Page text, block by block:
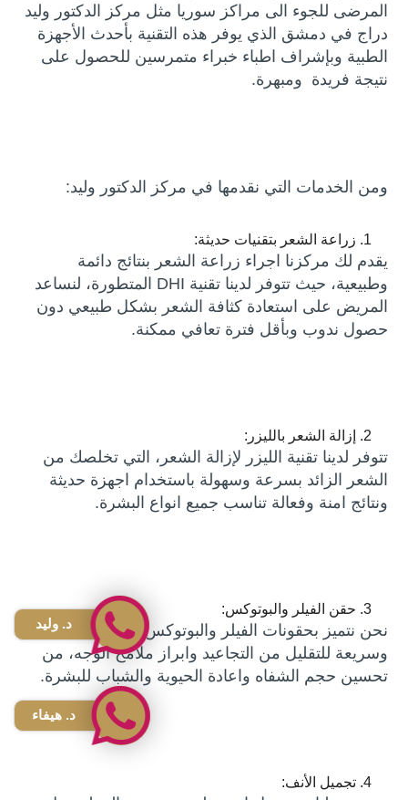
المرضى للجوء الى مراكز سوريا مثل مركز الدكتور وليد
دراج في دمشق الذي يوفر هذه التقنية بأحدث الأجهزة
الطبية وبإشراف اطباء خبراء متمرسين للحصول على
نتيجة فريدة ومبهرة.
ومن الخدمات التي نقدمها في مركز الدكتور وليد:
زراعة الشعر بتقنيات حديثة:
يقدم لك مركزنا اجراء زراعة الشعر بنتائج دائمة
وطبيعية، حيث تتوفر لدينا تقنية DHI المتطورة، لنساعد
المريض على استعادة كثافة الشعر بشكل طبيعي دون
حصول ندوب وبأقل فترة تعافي ممكنة.
إزالة الشعر بالليزر:
تتوفر لدينا تقنية الليزر لإزالة الشعر، التي تخلصك من
الشعر الزائد بسرعة وسهولة باستخدام اجهزة حديثة
ونتائج امنة وفعالة تناسب جميع انواع البشرة.
حقن الفيلر والبوتوكس:
نحن نتميز بحقونات الفيلر والبوتوكس، حيث تعد فعالة
وسريعة للتقليل من التجاعيد وابراز ملامح الوجه، من
تحسين حجم الشفاه واعادة الحيوية والشباب للبشرة.
تجميل الأنف:
د. وليد
د. هيفاء